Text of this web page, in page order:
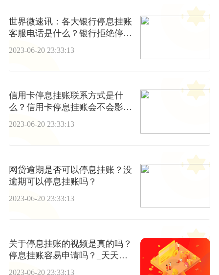
世界微速讯：各大银行停息挂账
客服电话是什么？银行拒绝停息
2023-06-20 23:33:13
信用卡停息挂账联系方式是什
么？信用卡停息挂账会不会影响
征信？
2023-06-20 23:33:13
网贷逾期是否可以停息挂账？没
逾期可以停息挂账吗？
2023-06-20 23:33:13
关于停息挂账的视频是真的吗？
停息挂账容易申请吗？_天天新
要闻
2023-06-20 23:33:13